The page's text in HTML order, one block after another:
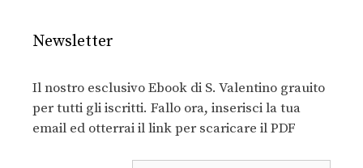
Newsletter
Il nostro esclusivo Ebook di S. Valentino grauito
per tutti gli iscritti. Fallo ora, inserisci la tua
email ed otterrai il link per scaricare il PDF